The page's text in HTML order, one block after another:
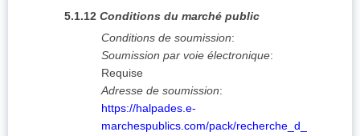
5.1.12 Conditions du marché public
Conditions de soumission:
Soumission par voie électronique:
Requise
Adresse de soumission:
https://halpades.e-
marchespublics.com/pack/recherche_d_